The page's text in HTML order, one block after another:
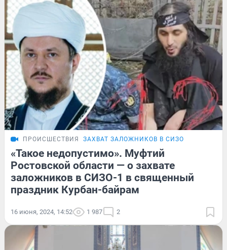
ПРОИСШЕСТВИЯ ЗАХВАТ ЗАЛОЖНИКОВ В СИЗО
«Такое недопустимо». Муфтий
Ростовской области — о захвате
заложников в СИЗО-1 в священный
праздник Курбан-байрам
16 июня, 2024, 14:52 1 987 2